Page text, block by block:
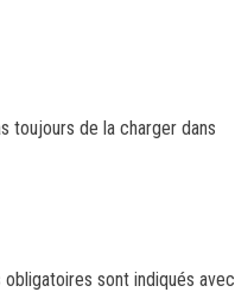
toujours de la charger dans
obligatoires sont indiqués avec